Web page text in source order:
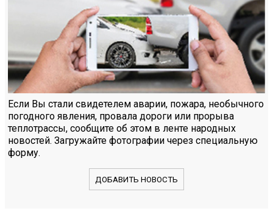
Если Вы стали свидетелем аварии, пожара, необычного
погодного явления, провала дороги или прорыва
теплотрассы, сообщите об этом в ленте народных
новостей. Загружайте фотографии через специальную
форму.
ДОБАВИТЬ НОВОСТЬ